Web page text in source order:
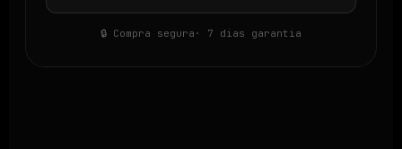
🔒 Compra segura · 7 dias garantia